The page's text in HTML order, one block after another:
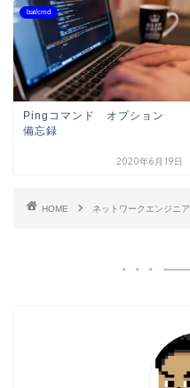
bat/cmd
Pingコマンド オプション
備忘録
2020年6月19日
HOME ネットワークエンジニア